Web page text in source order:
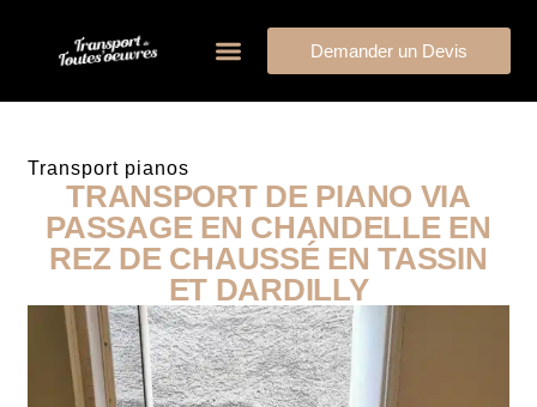
Demander un Devis
Transport pianos
TRANSPORT DE PIANO VIA
PASSAGE EN CHANDELLE EN
REZ DE CHAUSSÉ EN TASSIN
ET DARDILLY